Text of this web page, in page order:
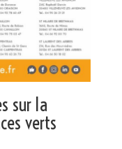
sur la
verts